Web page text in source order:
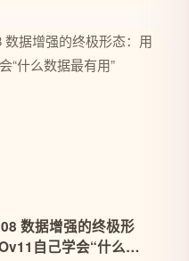
数据增强的终极形
自己学会“什么数